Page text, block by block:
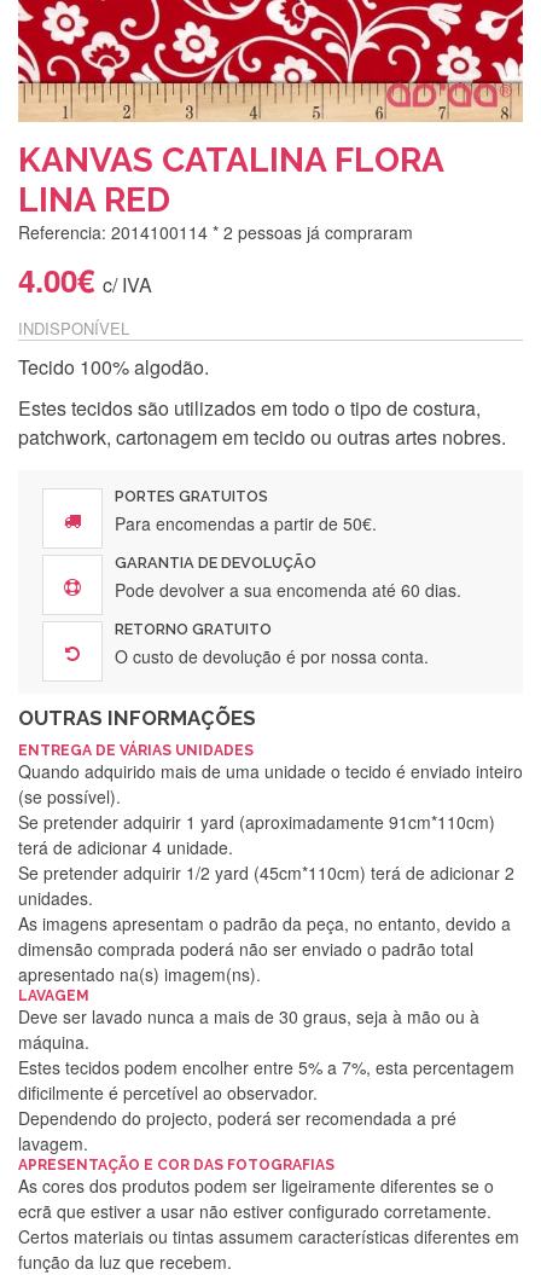
KANVAS CATALINA FLORA
LINA RED
Referencia: 2014100114 * 2 pessoas já compraram
4.00€ c/ IVA
INDISPONÍVEL
Tecido 100% algodão.
Estes tecidos são utilizados em todo o tipo de costura,
patchwork, cartonagem em tecido ou outras artes nobres.
PORTES GRATUITOS
Para encomendas a partir de 50€.
GARANTIA DE DEVOLUÇÃO
Pode devolver a sua encomenda até 60 dias.
RETORNO GRATUITO
O custo de devolução é por nossa conta.
OUTRAS INFORMAÇÕES
ENTREGA DE VÁRIAS UNIDADES
Quando adquirido mais de uma unidade o tecido é enviado inteiro
(se possível).
Se pretender adquirir 1 yard (aproximadamente 91cm*110cm)
terá de adicionar 4 unidade.
Se pretender adquirir 1/2 yard (45cm*110cm) terá de adicionar 2
unidades.
As imagens apresentam o padrão da peça, no entanto, devido a
dimensão comprada poderá não ser enviado o padrão total
apresentado na(s) imagem(ns).
LAVAGEM
Deve ser lavado nunca a mais de 30 graus, seja à mão ou à
máquina.
Estes tecidos podem encolher entre 5% a 7%, esta percentagem
dificilmente é percetível ao observador.
Dependendo do projecto, poderá ser recomendada a pré
lavagem.
APRESENTAÇÃO E COR DAS FOTOGRAFIAS
As cores dos produtos podem ser ligeiramente diferentes se o
ecrã que estiver a usar não estiver configurado corretamente.
Certos materiais ou tintas assumem características diferentes em
função da luz que recebem.
Silvia Lopes
Encomenda direitinha. Rapidez e segurança. Volto a
encomendar.